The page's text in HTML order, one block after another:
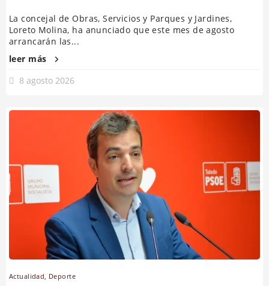
La concejal de Obras, Servicios y Parques y Jardines,
Loreto Molina, ha anunciado que este mes de agosto
arrancarán las...
leer más
8 agosto 2026
Actualidad, Deporte